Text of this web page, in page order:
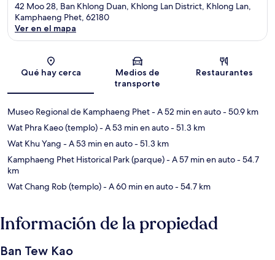
42 Moo 28, Ban Khlong Duan, Khlong Lan District, Khlong Lan,
Kamphaeng Phet, 62180
Ver en el mapa
Qué hay cerca
Medios de
transporte
Restaurantes
Museo Regional de Kamphaeng Phet- A 52 min en auto- 50.9 km
Wat Phra Kaeo (templo)- A 53 min en auto- 51.3 km
Wat Khu Yang - A 53 min en auto- 51.3 km
Kamphaeng Phet Historical Park (parque)- A 57 min en auto- 54.7
km
Wat Chang Rob (templo)- A 60 min en auto- 54.7 km
Información de la propiedad
Ban Tew Kao